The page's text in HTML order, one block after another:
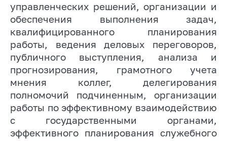
управленческих решений, организации и
обеспечения выполнения задач,
квалифицированного планирования
работы, ведения деловых переговоров,
публичного выступления, анализа и
прогнозирования, грамотного учета
мнения коллег, делегирования
полномочий подчиненным, организации
работы по эффективному взаимодействию
с государственными органами,
эффективного планирования служебного